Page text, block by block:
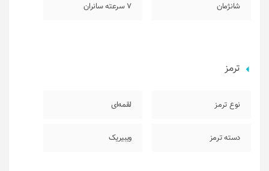
شانژمان 7 سرعته سانران
ترمز
نوع ترمز لقمه‌ای
دسته ترمز ویبیریک